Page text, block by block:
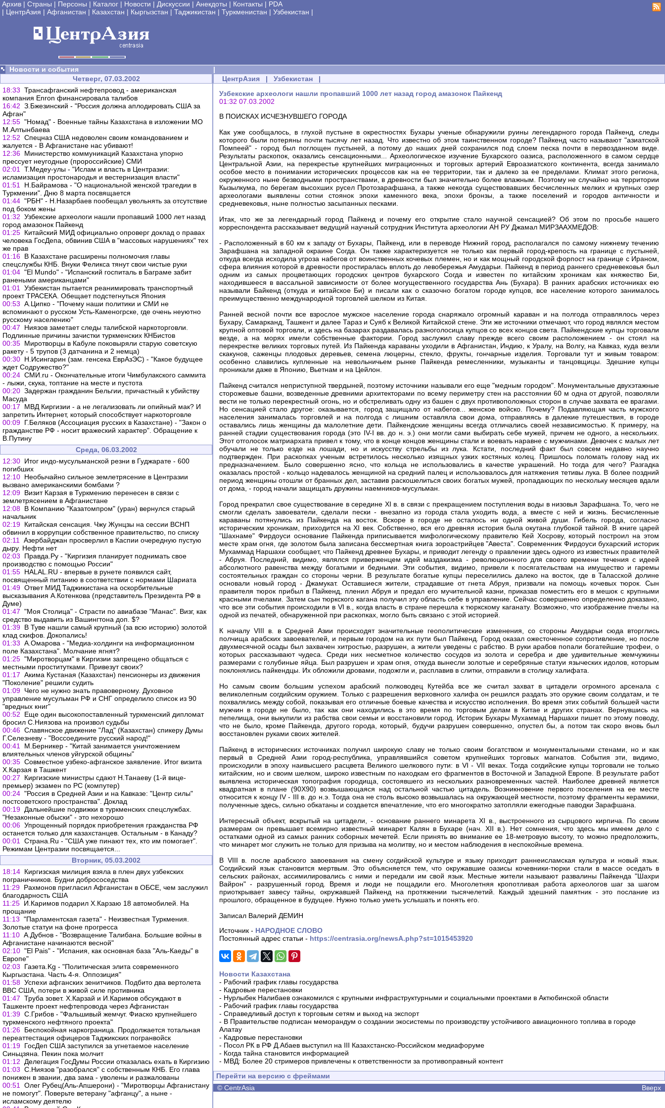
Архив | Страны | Персоны | Каталог | Новости | Дискуссии | Анекдоты | Контакты | PDA
| ЦентрАзия | Афганистан | Казахстан | Кыргызстан | Таджикистан | Туркменистан | Узбекистан |
Новости и события
|
Четверг, 07.03.2002
18:33 Трансафганский нефтепровод - американская
компания Enron финансировала талибов
16:42 З.Бжезинский - "Россия должна аплодировать США за
Афган"
12:55 "Номад" - Военные тайны Казахстана в изложении МО
М.Алтынбаева
12:52 Спецназ США недоволен своим командованием и
жалуется - В Афганистане нас убивают!
12:36 Министерство коммуникаций Казахстана упорно
прессует неугодные (пророссийские) СМИ
02:01
Т.Медеу-улы - "Ислам и власть в Центразии:
исламизация простонародья и вестернизация власти"
01:51
Н.Байрамова - "О национальной женской трагедии в
Туркмении". Дню 8 марта посвящается
01:44 "РБН" - Н.Назарбаев пообещал увольнять за отсутствие
под боком жены
01:32 Узбекские археологи нашли пропавший 1000 лет назад
город амазонок Пайкенд
01:25 Китайский МИД официально опроверг доклад о правах
человека ГосДепа, обвинив США в "массовых нарушениях" тех
же прав
01:16 В Казахстане расширены полномочия главы
спецслужбы КНБ. Внуки Феликса тянут свои чистые руки
01:04 "El Mundo" - "Испанский госпиталь в Баграме забит
ранеными американцами"
01:01
Узбекистан пытается реанимировать транспортный
проект ТРАСЕКА. Обещает подстегнуться Япония
00:53 А.Ципко - "Почему наши политики и СМИ не
вспоминают о русском Усть-Каменогрске, где очень неуютно
русскому населению"
00:47
Ниязов заметает следы талибской наркоторговли.
Подлинные причины зачистки туркменских КНБистов
00:35 Миротворцы в Кабуле поковыряли старую советскую
ракету - 5 трупов (3 датчанина и 2 немца)
00:30 Н.Исингарин (зам. генсека ЕврАзЭС) - "Какое будущее
ждет Содружество?"
00:24 СМИ.ru - Окончательные итоги Чимбулакского саммита
- лыжи, скука, топтание на месте и пустота
00:20 Задержан гражданин Бельгии, причастный к убийству
Масуда
00:17
МВД Киргизии - а не легализовать ли опийный мак? И
запретить Интернет, который способствует наркоторговле
00:09 Г.Беляков (Ассоциация русских в Казахстане) - "Закон о
гражданстве РФ - носит вражеский характер". Обращение к
В.Путину
Среда, 06.03.2002
12:30 Итог индо-мусульманской резни в Гуджарате - 600
погибших
12:10 Необычайно сильное землетрясение в Центразии
вызвано американскими бомбами ?
12:09 Визит Карзая в Туркмению перенесен в связи с
землетрясением в Афганистане
12:08 В Компанию "Казатомпром" (уран) вернулся старый
начальник
02:19 Китайская сенсация. Чжу Жунцзы на сессии ВСНП
обвинил в коррупции собственное правительство, по списку
02:11
Азербайджан просверлил в Каспии очередную пустую
дыру. Нефти нет
02:03
Правда.Ру - "Киргизия планирует поднимать свое
производство с помощью России"
01:55 HALAL.RU - впервые в рунете появился сайт,
посвященный питанию в соответствии с нормами Шариата
01:49 Ответ МИД Таджикистана на оскорбительные
высказывания А.Котенкова (представитель Президента РФ в
Думе)
01:47 "Моя Столица" - Страсти по авиабазе "Манас". Визг, как
средство выдавить из Вашингтона доп. $?
01:39 В Туве нашли самый крупный (за всю историю) золотой
клад скифов. Докопались!
01:33 А.Омарова - "Медиа-холдинги на информационном
поле Казахстана". Молчание ягнят?
01:25 "Миротворцам" в Киргизии запрещено общаться с
местными проститутками. Привезут своих?
01:17 Акима Кустаная (Казахстан) пенсионеры из движения
"Поколение" решили судить
01:09 Чего не нужно знать правоверному. Духовное
управление мусульман РФ и СНГ определило список из 90
"вредных книг"
00:52
Еще один высокопоставленный туркменский дипломат
бросил С.Ниязова на произвол судьбы
00:46 Славянское движение "Лад" (Казахстан) спикеру Думы
Г.Селезневу - "Воссоедините русский народ!"
00:41
М.Берникер - "Китай занимается уничтожением
влиятельных членов уйгурской общины"
00:35 Совместное узбеко-афганское заявление. Итог визита
Х.Карзая в Ташкент
00:27
Киргизские министры сдают Н.Танаеву (1-й вице-
премьер) экзамен по PC (компутер)
00:24 "Россия в Средней Азии и на Кавказе: "Центр силы"
постсоветского пространства". Доклад
00:19 Дальнейшие подвижки в туркменских спецслужбах.
"Незаконные обыски" - это нехорошо
00:06 Упрощенный порядок приобретения гражданства РФ
останется только для казахстанцев. Остальным - в Канаду?
00:01
Страна.Ru - "США уже пинают тех, кто им помогает".
Режимам Центразии посвящается...
Вторник, 05.03.2002
18:14 Киргизская милиция взяла в плен двух узбекских
пограничников. Будни добрососедства
11:29 Рахмонов пригласил Афганистан в ОБСЕ, чем заслужил
благодарность США
11:25 И.Каримов подарил Х.Карзаю 18 автомобилей. На
прощание
11:13 "Парламентская газета" - Неизвестная Туркмения.
Золотые статуи на фоне прогресса
11:10 А.Дубнов - "Возвращение Талибана. Большие войны в
Афганистане начинаются весной"
02:10 "El Pais" - "Испания, как основная база "Аль-Каеды" в
Европе"
02:03
Газета.Kg - "Политическая элита современного
Кыргызстана. Часть 4-я. Оппозиция"
01:58 Успехи афганских зенитчиков. Подбито два вертолета
ВВС США, потери в живой силе противника
01:47 Труба зовет. Х.Карзай и И.Каримов обсуждают в
Ташкенте проект нефтепровода через Афганистан
01:39 С.Грибов - "Фальшивый жемчуг. Фиаско крупнейшего
туркменского нефтяного проекта"
01:26 Беспокойная наркограница. Продолжается тотальная
переаттестация офицеров Таджикских погранвойск
01:19 ГосДеп США заступился за угнетаемое население
Синьцзяна. Пекин пока молчит
01:12
Делегация ГосДумы России отказалась ехать в Киргизию
01:03 С.Ниязов "разобрался" с собственным КНБ. Его глава
понижен в звании, два зама - уволены и разжалованы
00:51
Олег Рубец(Аль-Апшерони) - "Миротворцы Афганистану
не помогут". Поверьте ветерану "афганцу", а ныне -
исламскому деятелю
ЦентрАзия | Узбекистан |
Узбекские археологи нашли пропавший 1000 лет назад город амазонок Пайкенд
01:32 07.03.2002
В ПОИСКАХ ИСЧЕЗНУВШЕГО ГОРОДА
Как уже сообщалось, в глухой пустыне в окрестностях Бухары ученые обнаружили руины легендарного города Пайкенд, следы
которого были потеряны почти тысячу лет назад. Что известно об этом таинственном городе? Пайкенд часто называют "азиатской
Помпеей" - город был поглощен пустыней, а потому до наших дней сохранился под слоем песка почти в первозданном виде.
Результаты раскопок, оказались сенсационными... Археологическое изучение Бухарского оазиса, расположенного в самом сердце
Центральной Азии, на перекрестье крупнейших миграционных и торговых артерий Евроазиатского континента, всегда занимало
особое место в понимании исторических процессов как на ее территории, так и далеко за ее пределами. Климат этого региона,
окруженного ныне безводными пространствами, в древности был значительно более влажным. Поэтому не случайно на территории
Кызылкума, по берегам высохших русел Протозарафшана, а также некогда существовавших бесчисленных мелких и крупных озер
археологами выявлены сотни стоянок эпохи каменного века, эпохи бронзы, а также поселений и городов античности и
средневековья, ныне полностью засыпанных песками.
Итак, что же за легендарный город Пайкенд и почему его открытие стало научной сенсацией? Об этом по просьбе нашего
корреспондента рассказывает ведущий научный сотрудник Института археологии АН РУ Джамал МИРЗААХМЕДОВ:
- Расположенный в 60 км к западу от Бухары, Пайкенд, или в переводе Нижний город, располагался по самому нижнему течению
Зарафшана на западной окраине Согда. Он также характеризуется не только как первый город-крепость на границе с пустыней,
откуда всегда исходила угроза набегов от воинственных кочевых племен, но и как мощный городской форпост на границе с Ираном,
сфера влияния которой в древности простиралась вплоть до левобережья Амударьи. Пайкенд в период раннего средневековья был
одним из самых процветающих городских центров бухарского Согда и известен по китайским хроникам как княжество Би,
находившееся в вассальной зависимости от более могущественного государства Ань (Бухара). В ранних арабских источниках ею
называли Байкенд (откуда и китайское Би) и писали как о сказочно богатом городе купцов, все население которого занималось
преимущественно международной торговлей шелком из Китая.
Ранней весной почти все взрослое мужское население города снаряжало огромный караван и на полгода отправлялось через
Бухару, Самарканд, Ташкент и далее Тараз и Суяб к Великой Китайской стене. Эти же источники отмечают, что город являлся местом
крупной оптовой торговли, и здесь на базарах раздавалась разноголосица купцов со всех концов света. Пайкендские купцы торговали
везде, а на морях имели собственные фактории. Город заслужил славу прежде всего своим расположением - он стоял на
перекрестке великих торговых путей. Из Пайкенда караваны уходили в Афганистан, Индию, к Уралу, на Волгу, на Кавказ, куда везли
скакунов, саженцы плодовых деревьев, семена люцерны, стекло, фрукты, гончарные изделия. Торговали тут и живым товаром:
особенно славились купленные на невольничьем рынке Пайкенда ремесленники, музыканты и танцовщицы. Здешние купцы
проникали даже в Японию, Вьетнам и на Цейлон.
Пайкенд считался неприступной твердыней, поэтому источники называли его еще "медным городом". Монументальные двухэтажные
сторожевые башни, возведенные древними архитекторами по всему периметру стен на расстоянии 60 м одна от другой, позволяли
вести не только перекрестный огонь, но и обстреливать одну из башен с двух противоположных сторон в случае захвата ее врагами.
Но сенсацией стало другое: оказывается, город защищало от набегов... женское войско. Почему? Подавляющая часть мужского
населения занималась торговлей и на полгода с лишним оставляла свои дома, отправляясь в далекие путешествия, в городе
оставались лишь женщины да малолетние дети. Пайкендские женщины всегда отличались своей независимостью. К примеру, на
ранней стадии существования города (это IV-I вв. до н. э.) они могли сами выбирать себе мужей, причем не одного, а нескольких.
Этот отголосок матриархата привел к тому, что в конце концов женщины стали и воевать наравне с мужчинами. Девочек с малых лет
обучали не только езде на лошади, но и искусству стрельбы из лука. Кстати, последний факт был совсем недавно научно
подтвержден. При раскопках ученым встретилось несколько изящных узких костяных колец. Пришлось поломать голову над их
предназначением. Было совершенно ясно, что кольца не использовались в качестве украшений. Но тогда для чего? Разгадка
оказалась простой - кольцо надевалось женщиной на средний палец и использовалось для натяжения тетивы лука. В более поздний
период женщины отошли от бранных дел, заставив раскошелиться своих богатых мужей, пропадающих по нескольку месяцев вдали
от дома, - город начали защищать дружины наемников-мусульман.
Город прекратил свое существование в середине XI в. в связи с прекращением поступления воды в низовья Зарафшана. То, чего не
смогли сделать завоеватели, сделали пески - внезапно из города стала уходить вода, а вместе с ней и жизнь. Бесчисленные
караваны потянулись из Пайкенда на восток. Вскоре в городе не осталось ни одной живой души. Гибель города, согласно
историческим хроникам, приходится на XI век. Собственно, вся его древняя история была окутана глубокой тайной. В книге царей
"Шахнаме" Фирдоуси основание Пайкенда приписывается мифологическому правителю Кей Хосрову, который построил на этом
месте храм огня, где золотом была записана бессмертная книга зороастрийцев "Авеста". Современник Фирдоуси бухарский историк
Мухаммад Наршахи сообщает, что Пайкенд древнее Бухары, и приводит легенду о правлении здесь одного из известных правителей
- Абруя. Последний, видимо, являлся приверженцем идей маздакизма - революционного для своего времени течения с идеей
абсолютного равенства между богатыми и бедными. Эти события, видимо, привели к посягательствам на имущество и гаремы
состоятельных граждан со стороны черни. В результате богатые купцы переселились далеко на восток, где в Таласской долине
основали новый город - Джамукат. Оставшиеся жители, страдавшие от гнета Абруя, призвали на помощь кочевых тюрок. Сын
правителя тюрок прибыл в Пайкенд, пленил Абруя и предал его мучительной казни, приказав поместить его в мешок с крупными
красными пчелами. Затем сын тюркского кагана получил эту область себе в управление. Сейчас совершенно определенно доказано,
что все эти события происходили в VI в., когда власть в стране перешла к тюркскому каганату. Возможно, что изображение пчелы на
одной из печатей, обнаруженной при раскопках, могло быть связано с этой историей.
К началу VIII в. в Средней Азии происходят значительные геополитические изменения, со стороны Амударьи сюда вторглись
полчища арабских завоевателей, и первым городом на их пути был Пайкенд. Город оказал ожесточенное сопротивление, но после
двухмесячной осады был захвачен хитростью, разрушен, а жители уведены с рабство. В руки арабов попали богатейшие трофеи, о
которых рассказывают чудеса. Среди них несметное количество сосудов из золота и серебра и две удивительные жемчужины
размерами с голубиные яйца. Был разрушен и храм огня, откуда вынесли золотые и серебряные статуи языческих идолов, которым
поклонялись пайкендцы. Их обложили дровами, подожгли и, расплавив в слитки, отправили в столицу халифата.
Но самым своим большим успехом арабский полководец Кутейба все же считал захват в цитадели огромного арсенала с
великолепным согдийским оружием. Только с разрешения верховного халифа он решился раздать это оружие своим солдатам, и те
похвалялись между собой, показывая его отличные боевые качества и искусство исполнения. Во время этих событий большей части
мужчин в городе не было, так как они находились в это время по торговым делам в Китае и других странах. Вернувшись на
пепелища, они выкупили из рабства свои семьи и восстановили город. Историк Бухары Мухаммад Наршахи пишет по этому поводу,
что не было, кроме Пайкенда, другого города, который, будучи разрушен совершенно, опустел бы, а потом так скоро вновь был
восстановлен руками своих жителей.
Пайкенд в исторических источниках получил широкую славу не только своим богатством и монументальными стенами, но и как
первый в Средней Азии город-республика, управлявшийся советом крупнейших торговых магнатов. События эти, видимо,
происходили в эпоху наивысшего расцвета Великого шелкового пути: в VI - VII веках. Тогда согдийские купцы торговали не только
китайским, но и своим шелком, широко известным по находкам его фрагментов в Восточной и Западной Европе. В результате работ
выявлена историческая топография городища, состоявшего из нескольких разновременных частей. Наиболее древней является
квадратная в плане (90Х90) возвышающаяся над остальной частью цитадель. Возникновение первого поселения на ее месте
относится к концу IV - III в. до н.э. Тогда она не столь высоко возвышалась на окружающей местности, поэтому фрагменты керамики,
полученные здесь, сильно обкатаны и создается впечатление, что его многократно затопляли ежегодные паводки Зарафшана.
Интересный объект, вскрытый на цитадели, - основание раннего минарета XI в., выстроенного из сырцового кирпича. По своим
размерам он превышает всемирно известный минарет Калян в Бухаре (нач. XII в.). Нет сомнения, что здесь мы имеем дело с
остатками одной из самых ранних соборных мечетей. Если принять во внимание ее 18-метровую высоту, то можно предположить,
что минарет мог служить не только для призыва на молитву, но и местом наблюдения в неспокойные времена.
В VIII в. после арабского завоевания на смену согдийской культуре и языку приходит раннеисламская культура и новый язык.
Согдийский язык становится мертвым. Это объясняется тем, что окружавшие оазисы кочевники-тюрки стали в массе оседать в
сельских районах, ассимилировались с ними и передали им свой язык. Местные жители называют развалины Пайкенда "Шахри
Вайрон" - разрушенный город. Время и люди не пощадили его. Многолетняя кропотливая работа археологов шаг за шагом
приоткрывает завесу тайны, окружавшей Пайкенд на протяжении тысячелетий. Каждый здешний памятник - это послание из
прошлого, обращенное в будущее. Нужно только уметь услышать и понять его.
Записал Валерий ДЕМИН
Источник - НАРОДНОЕ СЛОВО
Постоянный адрес статьи - https://centrasia.org/newsA.php?st=1015453920
Новости Казахстана
- Рабочий график главы государства
- Кадровые перестановки
- Нурлыбек Налибаев ознакомился с крупными инфраструктурными и социальными проектами в Актюбинской области
- Рабочий график главы государства
- Справедливый доступ к торговым сетям и выход на экспорт
- В Правительстве подписан меморандум о создании экосистемы по производству устойчивого авиационного топлива в городе
Алатау
- Кадровые перестановки
- Посол РК в РФ Д.Абаев выступил на III Казахстанско-Российском медиафоруме
- Когда тайна становится информацией
- МВД: Более 20 стримеров привлечены к ответственности за противоправный контент
Перейти на версию с фреймами
© CentrAsia Вверх